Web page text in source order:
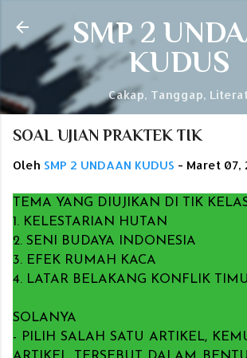
Langsung ke konten
SMP 2
KUDUS
Cakap, Tanggap,
SOAL UJIAN PRAKTEK TIK
Oleh SMP 2 UNDAAN KUDUS - Maret 07,
TEMA YANG DIUJIKAN DI TIK
1. KELESTARIAN HUTAN
2. SENI BUDAYA INDONESIA
3. EFEK RUMAH KACA
4. LATAR BELAKANG KONFLIK
SOLANYA
- PILIH SALAH SATU ARTIKEL,